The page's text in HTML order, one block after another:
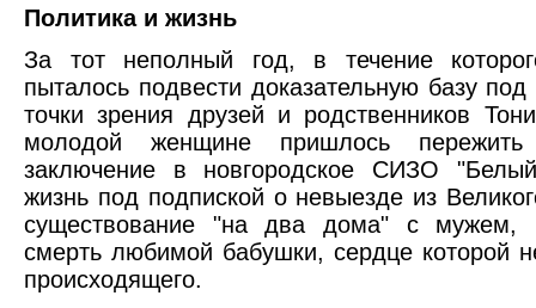
Политика и жизнь
За тот неполный год, в течение
пыталось подвести доказательную базу
точки зрения друзей и родственников
молодой женщине пришлось
заключение в новгородское СИЗО
жизнь под подпиской о невыезде из
существование "на два дома" с мужем,
смерть любимой бабушки, сердце которой
происходящего.